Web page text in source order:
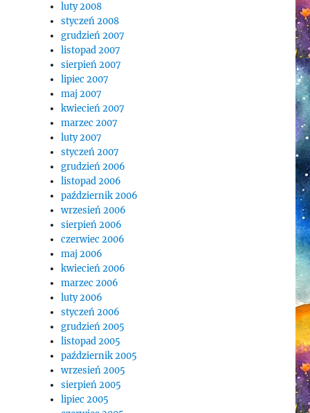
luty 2008
styczeń 2008
grudzień 2007
listopad 2007
sierpień 2007
lipiec 2007
maj 2007
kwiecień 2007
marzec 2007
luty 2007
styczeń 2007
grudzień 2006
listopad 2006
październik 2006
wrzesień 2006
sierpień 2006
czerwiec 2006
maj 2006
kwiecień 2006
marzec 2006
luty 2006
styczeń 2006
grudzień 2005
listopad 2005
październik 2005
wrzesień 2005
sierpień 2005
lipiec 2005